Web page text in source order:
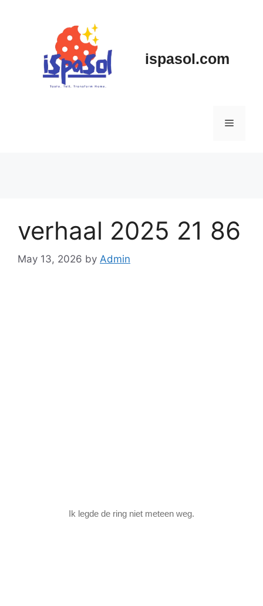
ispasol.com
Menu
verhaal 2025 21 86
May 13, 2026 by Admin
Ik legde de ring niet meteen weg.